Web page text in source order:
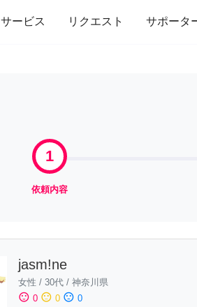
サービス リクエスト サポータ
家事 引っ越し インテリア
1
依頼内容
jasm!ne
女性 / 30代 / 神奈川県
sentiment_satisfied 0 sentiment_neutral 0 sentiment_dissatisfied 0